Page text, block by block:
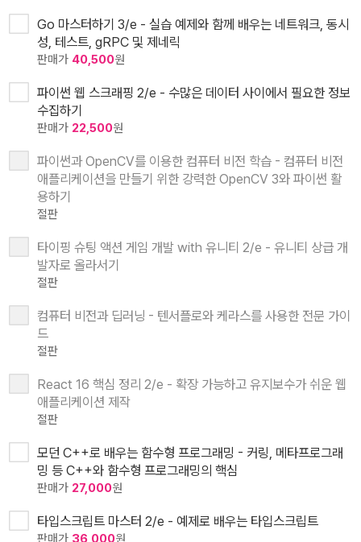
Go 마스터하기 3/e - 실습 예제와 함께 배우는 네트워크, 동시
성, 테스트, gRPC 및 제네릭
판매가 40,500원
파이썬 웹 스크래핑 2/e - 수많은 데이터 사이에서 필요한 정보
수집하기
판매가 22,500원
파이썬과 OpenCV를 이용한 컴퓨터 비전 학습 - 컴퓨터 비전
애플리케이션을 만들기 위한 강력한 OpenCV 3와 파이썬 활
용하기
절판
타이핑 슈팅 액션 게임 개발 with 유니티 2/e - 유니티 상급 개
발자로 올라서기
절판
컴퓨터 비전과 딥러닝 - 텐서플로와 케라스를 사용한 전문 가이
드
절판
React 16 핵심 정리 2/e - 확장 가능하고 유지보수가 쉬운 웹
애플리케이션 제작
절판
모던 C++로 배우는 함수형 프로그래밍 - 커링, 메타프로그래
밍 등 C++와 함수형 프로그래밍의 핵심
판매가 27,000원
타입스크립트 마스터 2/e - 예제로 배우는 타입스크립트
판매가 36,000원